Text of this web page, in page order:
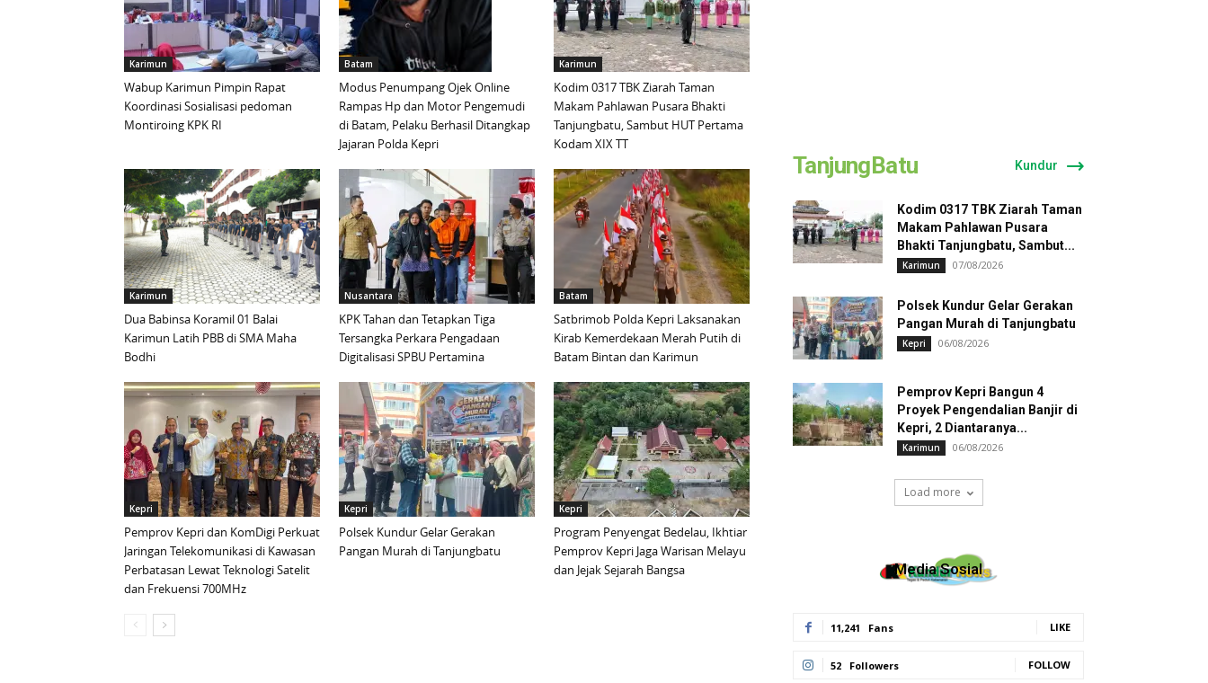
Karimun
Wabup Karimun Pimpin Rapat
Koordinasi Sosialisasi pedoman
Montiroing KPK RI
Batam
Modus Penumpang Ojek Online
Rampas Hp dan Motor Pengemudi
di Batam, Pelaku Berhasil Ditangkap
Jajaran Polda Kepri
Karimun
Kodim 0317 TBK Ziarah Taman
Makam Pahlawan Pusara Bhakti
Tanjungbatu, Sambut HUT Pertama
Kodam XIX TT
Karimun
Dua Babinsa Koramil 01 Balai
Karimun Latih PBB di SMA Maha
Bodhi
Nusantara
KPK Tahan dan Tetapkan Tiga
Tersangka Perkara Pengadaan
Digitalisasi SPBU Pertamina
Batam
Satbrimob Polda Kepri Laksanakan
Kirab Kemerdekaan Merah Putih di
Batam Bintan dan Karimun
Kepri
Pemprov Kepri dan KomDigi Perkuat
Jaringan Telekomunikasi di Kawasan
Perbatasan Lewat Teknologi Satelit
dan Frekuensi 700MHz
Kepri
Polsek Kundur Gelar Gerakan
Pangan Murah di Tanjungbatu
Kepri
Program Penyengat Bedelau, Ikhtiar
Pemprov Kepri Jaga Warisan Melayu
dan Jejak Sejarah Bangsa
TanjungBatu Kundur
Kodim 0317 TBK Ziarah Taman
Makam Pahlawan Pusara
Bhakti Tanjungbatu, Sambut...
Karimun 07/08/2026
Polsek Kundur Gelar Gerakan
Pangan Murah di Tanjungbatu
Kepri 06/08/2026
Pemprov Kepri Bangun 4
Proyek Pengendalian Banjir di
Kepri, 2 Diantaranya...
Karimun 06/08/2026
Load more
Media Sosial
11,241 Fans LIKE
52 Followers FOLLOW